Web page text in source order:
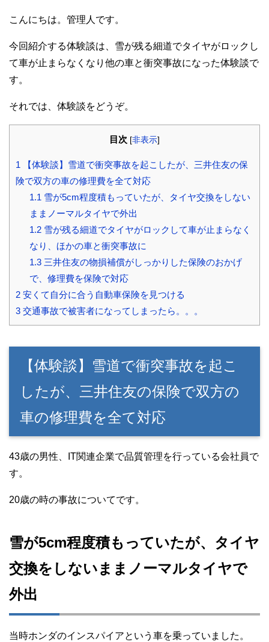
こんにちは。管理人です。
今回紹介する体験談は、雪が残る細道でタイヤがロックし
て車が止まらなくなり他の車と衝突事故になった体験談で
す。
それでは、体験談をどうぞ。
目次 [非表示]
1 【体験談】雪道で衝突事故を起こしたが、三井住友の保
険で双方の車の修理費を全て対応
1.1 雪が5cm程度積もっていたが、タイヤ交換をしない
ままノーマルタイヤで外出
1.2雪が残る細道でタイヤがロックして車が止まらなく
なり、ほかの車と衝突事故に
1.3三井住友の物損補償がしっかりした保険のおかげ
で、修理費を保険で対応
2 安くて自分に合う自動車保険を見つける
3 交通事故で被害者になってしまったら。。。
【体験談】雪道で衝突事故を起こ
したが、三井住友の保険で双方の
車の修理費を全て対応
43歳の男性、IT関連企業で品質管理を行っている会社員で
す。
20歳の時の事故についてです。
雪が5cm程度積もっていたが、タイヤ
交換をしないままノーマルタイヤで
外出
当時ホンダのインスパイアという車を乗っていました。